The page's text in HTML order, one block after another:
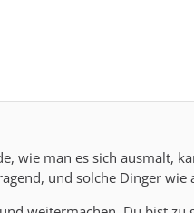
wie man es sich ausmalt,
und solche Dinger